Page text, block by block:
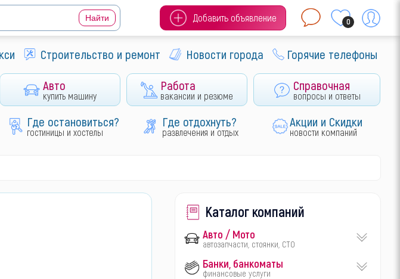
Добавить объявление 0
Строительство и ремонт Новости города Горячие телефоны
Авто
купить машину
Работа
вакансии и резюме
Справочная
вопросы и ответы
Где остановиться?
гостиницы и хостелы
Где отдохнуть?
развлечения и отдых
Акции и Скидки
новости компаний
Каталог компаний
Авто / Мото
автозапчасти, стоянки, СТО
Банки, банкоматы
финансовые услуги